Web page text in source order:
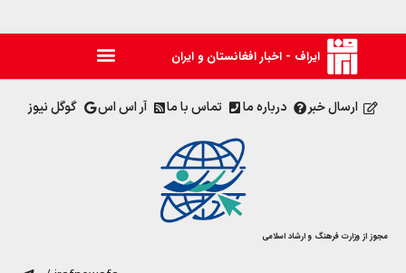
ایراف - اخبار افغانستان و ایران
ارسال خبر درباره ما تماس با ما آر اس اس گوگل نیوز
مجوز از وزارت فرهنگ و ارشاد اسلامی